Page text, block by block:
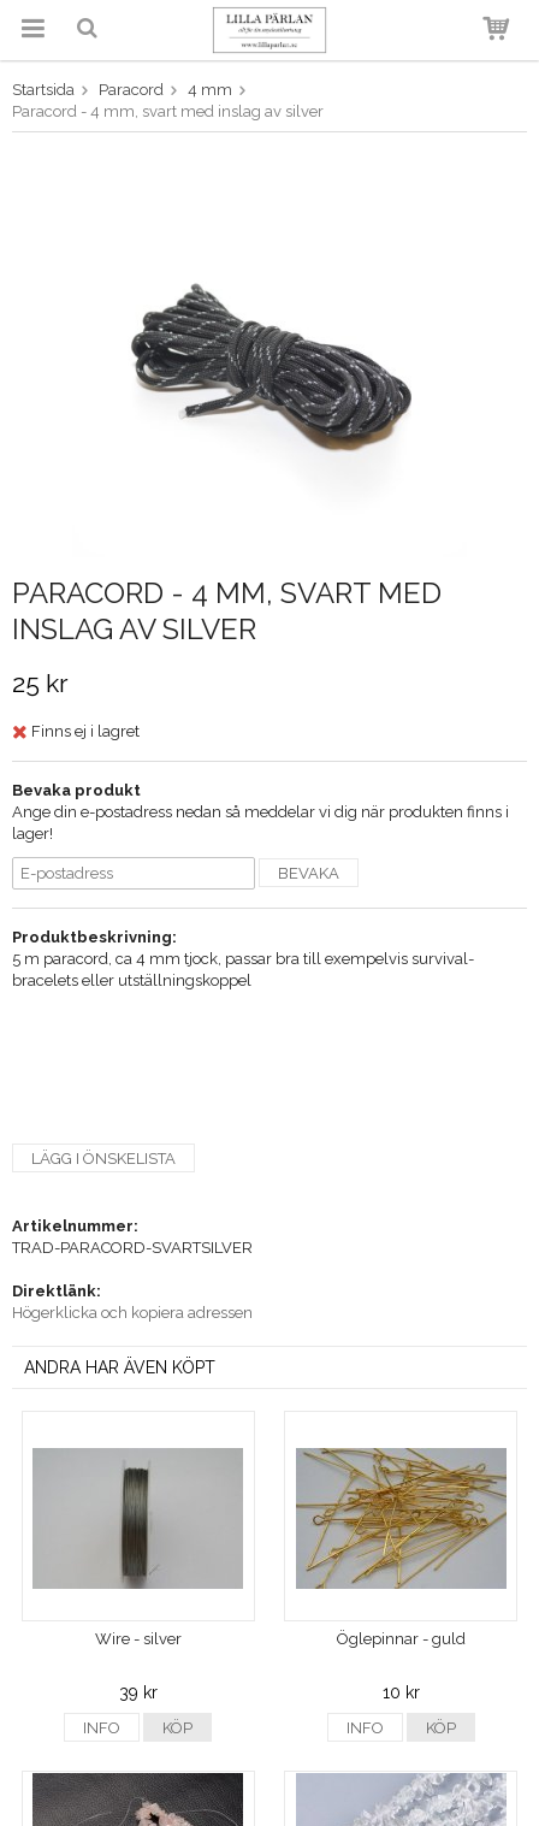
Produkten har blivit tillagd i
varukorgen
Startsida Paracord
4 mm
Paracord - 4 mm, svart med inslag av silver
PARACORD - 4 MM, SVART MED
INSLAG AV SILVER
25 kr
Finns ej i lagret
Bevaka produkt
Ange din e-postadress nedan så meddelar vi dig när produkten finns i
lager!
BEVAKA
Produktbeskrivning:
5 m paracord, ca 4 mm tjock, passar bra till exempelvis survival-
bracelets eller utställningskoppel
LÄGG I ÖNSKELISTA
Artikelnummer:
TRAD-PARACORD-SVARTSILVER
Direktlänk:
Högerklicka och kopiera adressen
ANDRA HAR ÄVEN KÖPT
Wire - silver
39 kr
INFO KÖP
Öglepinnar - guld
10 kr
INFO KÖP